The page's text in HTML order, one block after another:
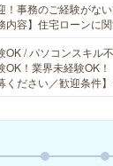
！事務のご経験がな
内容】住宅ローンに
OK / パソコンスキル
OK！業界未経験OK
ください／歓迎条件